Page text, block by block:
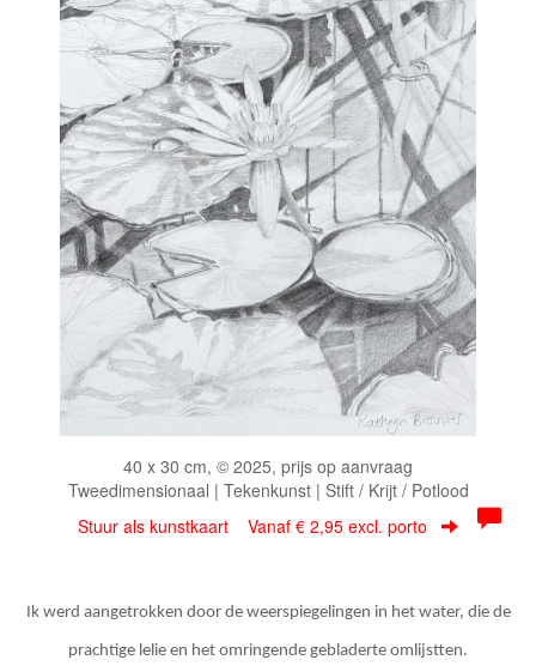
40 x 30 cm, © 2025, prijs op aanvraag
Tweedimensionaal | Tekenkunst | Stift / Krijt / Potlood
Stuur als kunstkaart Vanaf € 2,95 excl. porto
Ik werd aangetrokken door de weerspiegelingen in het water, die de
prachtige lelie en het omringende gebladerte omlijstten.